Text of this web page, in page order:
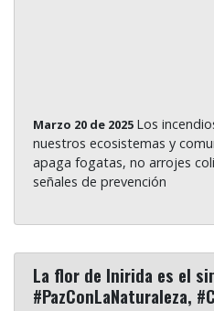
Marzo 20 de 2025 Los
nuestros ecosistemas y
apaga fogatas, no arrojes
señales de prevención
La flor de Inirida es el
#PazConLaNaturaleza,